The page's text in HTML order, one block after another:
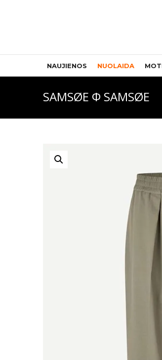
NAUJIENOS NUOLAIDA
SAMSØE Φ SAMSØE